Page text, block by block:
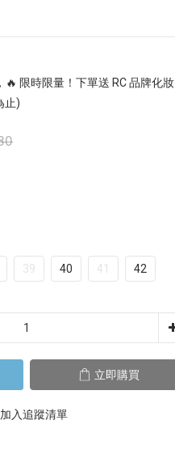
🔥 限時限量！下單送 RC 品牌化妝
止)
39 40 41 42
立即購買
加入追蹤清單